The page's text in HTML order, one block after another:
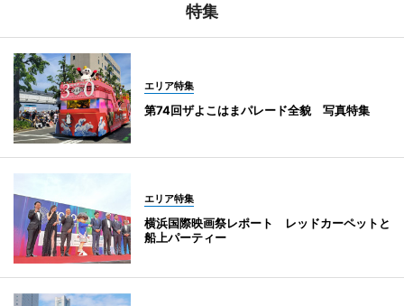
特集
エリア特集
第74回ザよこはまパレード全貌 写真特集
エリア特集
横浜国際映画祭レポート レッドカーペットと
船上パーティー